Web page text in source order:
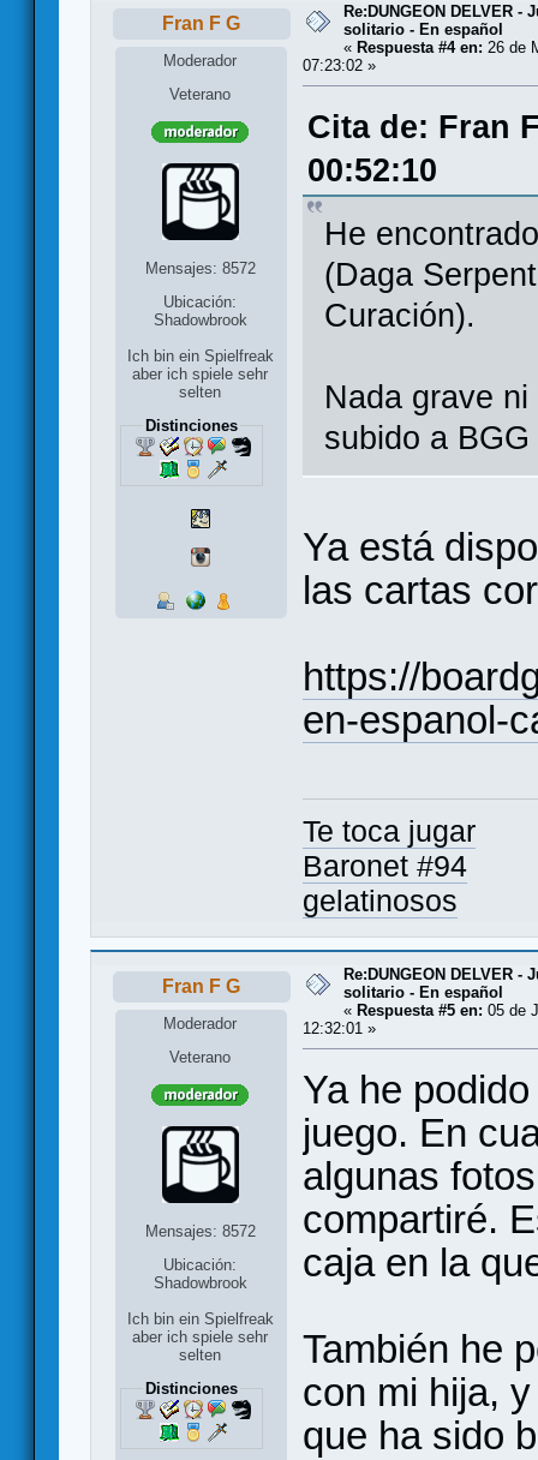
Fran F G
Moderador
Veterano
Mensajes: 8572
Ubicación:
Shadowbrook
Ich bin ein Spielfreak
aber ich spiele sehr
selten
Distinciones
Re:DUNGEON DELVER -
solitario - En español
« Respuesta #4 en: 26 de
07:23:02 »
Cita de: Fran
00:52:10
He
(Daga
Curación).
Nada grave
subido a
Ya está
las cartas
https://
en-espanol-
Te toca jugar
Baronet #94
gelatinosos
Fran F G
Moderador
Veterano
Mensajes: 8572
Ubicación:
Shadowbrook
Ich bin ein Spielfreak
aber ich spiele sehr
selten
Distinciones
Re:DUNGEON DELVER -
solitario - En español
« Respuesta #5 en: 05 de
12:32:01 »
Ya he
juego. En
algunas
compartiré.
caja en la
También he
con mi hija,
que ha sido